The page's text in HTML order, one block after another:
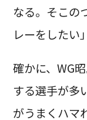
なる。そこの
レーをしたい」
確かに、WG
する選手が多
がうまくハマ